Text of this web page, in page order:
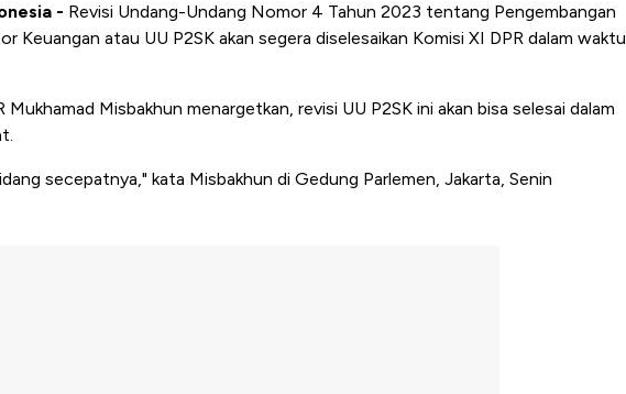
- Revisi Undang-Undang Nomor 4 Tahun 2023 tentang Pengembangan
Keuangan atau UU P2SK akan segera diselesaikan Komisi XI DPR dalam waktu
Mukhamad Misbakhun menargetkan, revisi UU P2SK ini akan bisa selesai dalam
secepatnya," kata Misbakhun di Gedung Parlemen, Jakarta, Senin